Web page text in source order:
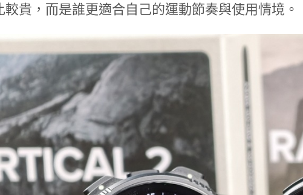
較貴，而是誰更適合自己的運動節奏與使用情境。